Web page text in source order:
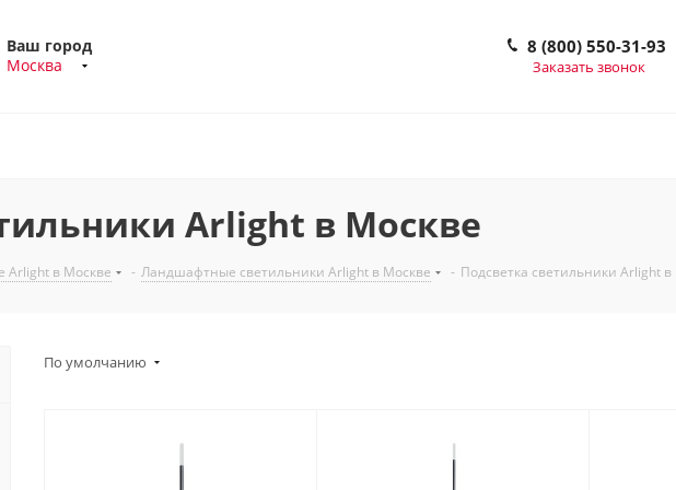
Ваш город
Москва
8 (800) 550-31-93
Заказать звонок
Arlight в Москве
Arlight в Москве - Ландшафтные светильники Arlight в Москве - Подсветка светильники Arlight
По умолчанию